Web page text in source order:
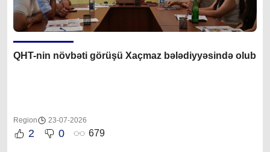
QHT-nin növbəti görüşü Xaçmaz bələdiyyəsində olub
Region 23-07-2026
2 0 679